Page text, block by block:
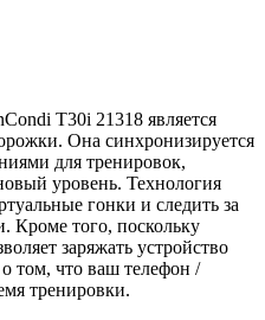
T30i 21318 является
Она синхронизируется
для тренировок,
уровень. Технология
гонки и следить за
того, поскольку
заряжать устройство
том, что ваш телефон /
тренировки.